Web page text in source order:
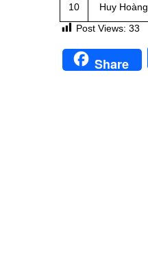
10 Huy
Post Views: 33
Share